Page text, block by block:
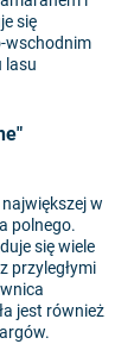
się
wschodnim
lasu
w
polnego.
się wiele
przyległymi
jest również